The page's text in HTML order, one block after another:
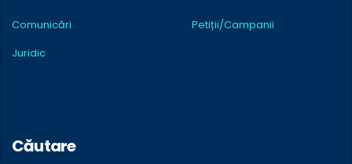
Comunicări
Petiții/Campanii
Juridic
Căutare